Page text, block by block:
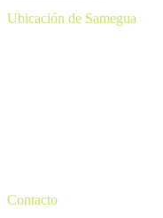
Ubicación de Samegua
Contacto